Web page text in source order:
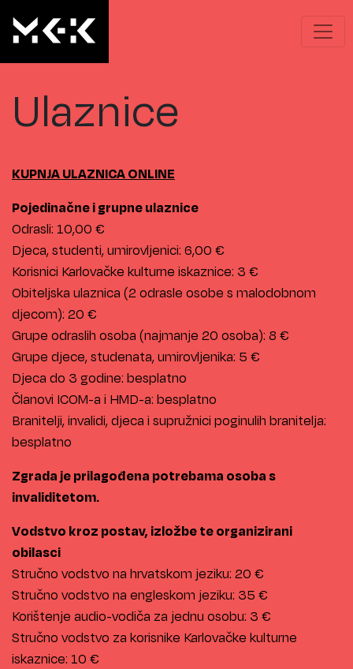
Ulaznice
KUPNJA ULAZNICA ONLINE
Pojedinačne i grupne ulaznice
Odrasli: 10,00 €
Djeca, studenti, umirovljenici: 6,00 €
Korisnici Karlovačke kulturne iskaznice: 3 €
Obiteljska ulaznica (2 odrasle osobe s malodobnom
djecom): 20 €
Grupe odraslih osoba (najmanje 20 osoba): 8 €
Grupe djece, studenata, umirovljenika: 5 €
Djeca do 3 godine: besplatno
Članovi ICOM-a i HMD-a: besplatno
Branitelji, invalidi, djeca i supružnici poginulih branitelja:
besplatno
Zgrada je prilagođena potrebama osoba s
invaliditetom.
Vodstvo kroz postav, izložbe te organizirani
obilasci
Stručno vodstvo na hrvatskom jeziku: 20 €
Stručno vodstvo na engleskom jeziku: 35 €
Korištenje audio-vodiča za jednu osobu: 3 €
Stručno vodstvo za korisnike Karlovačke kulturne
iskaznice: 10 €